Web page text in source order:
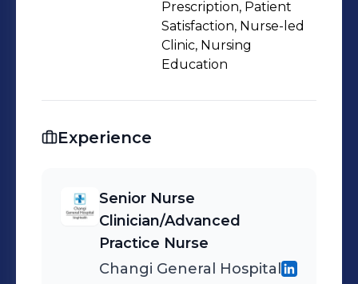
Prescription, Patient
Satisfaction, Nurse-led
Clinic, Nursing
Education
Experience
Senior Nurse
Clinician/Advanced
Practice Nurse
Changi General Hospital